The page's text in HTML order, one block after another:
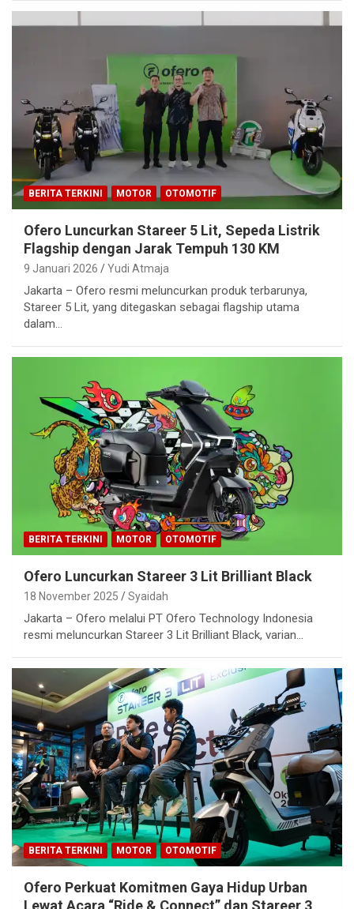
BERITA TERKINI MOTOR OTOMOTIF
Ofero Luncurkan Stareer 5 Lit, Sepeda Listrik
Flagship dengan Jarak Tempuh 130 KM
9 Januari 2026 Yudi Atmaja
Jakarta – Ofero resmi meluncurkan produk terbarunya,
Stareer 5 Lit, yang ditegaskan sebagai flagship utama
dalam…
BERITA TERKINI MOTOR OTOMOTIF
Ofero Luncurkan Stareer 3 Lit Brilliant Black
18 November 2025 Syaidah
Jakarta – Ofero melalui PT Ofero Technology Indonesia
resmi meluncurkan Stareer 3 Lit Brilliant Black, varian…
BERITA TERKINI MOTOR OTOMOTIF
Ofero Perkuat Komitmen Gaya Hidup Urban
Lewat Acara “Ride & Connect” dan Stareer 3